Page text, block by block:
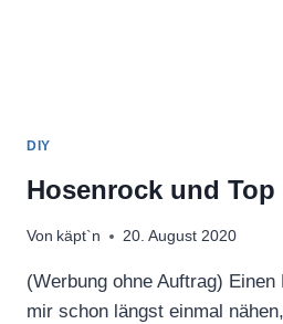
DIY
Hosenrock und
Von käpt`n 20. August 2020
(Werbung ohne Auftrag)
mir schon längst einmal